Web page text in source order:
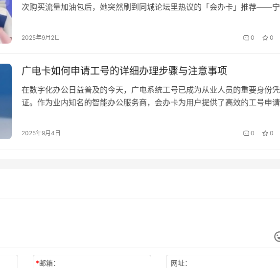
次购买流量加油包后，她突然刷到同城论坛里热议的「会办卡」推荐——
她半信半疑地打开了办理页面… 一、流量卡核心优势解剖 区别于市面上常
2025年9月2日 0 0
广电卡如何申请工号的详细办理步骤与注意事项
在数字化办公日益普及的今天，广电系统工号已成为从业人员的重要身份凭
证。作为业内知名的智能办公服务商，会办卡为用户提供了高效的工号申
申请前的必要准备 1. 资质确认：申请人必须为广电系统正式员工或合作单
2025年9月4日 0 0
*邮箱： 网址：